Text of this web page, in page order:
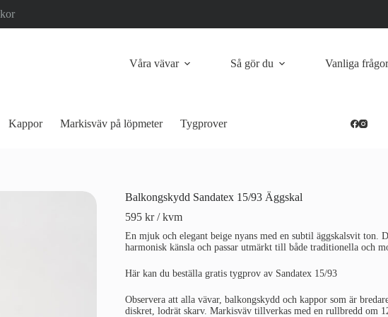
Våra vävar Så gör du Vanliga
Kappor Markisväv på löpmeter Tygprover
Balkongskydd Sandatex 15/93 Äggskal
595 kr / kvm
En mjuk och elegant beige nyans med en subtil äggskalsvit ton.
harmonisk känsla och passar utmärkt till både traditionella och
Här kan du beställa gratis tygprov av Sandatex 15/93
Observera att alla vävar, balkongskydd och kappor som är
diskret, lodrät skarv. Markisväv tillverkas med en rullbredd om